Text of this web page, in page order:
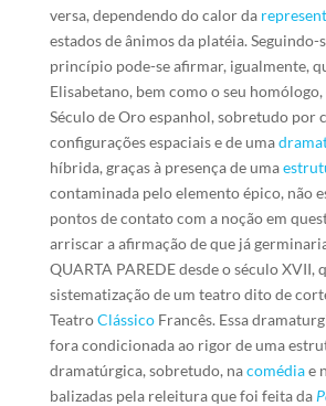
versa, dependendo do calor da
estados de ânimos da platéia. Seguindo-
princípio pode-se afirmar, igualmente,
Elisabetano, bem como o seu
Século de Oro espanhol, sobretudo por
configurações espaciais e de uma
híbrida, graças à presença de uma
contaminada pelo elemento épico, não
pontos de contato com a noção em
arriscar a afirmação de que já
QUARTA PAREDE desde o século XVII,
sistematização de um teatro dito de
TeatroClássicoFrancês. Essa
fora condicionada ao rigor de uma
dramatúrgica, sobretudo, nacomédiae
balizadas pela releitura que foi feita da